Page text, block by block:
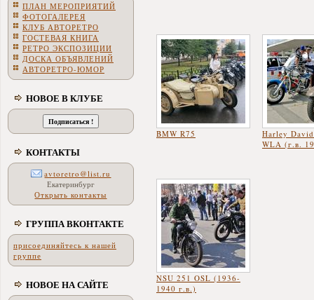
ПЛАН МЕРОПРИЯТИЙ
ФОТОГАЛЕРЕЯ
КЛУБ АВТОРЕТРО
ГОСТЕВАЯ КНИГА
РЕТРО ЭКСПОЗИЦИИ
ДОСКА ОБЪЯВЛЕНИЙ
АВТОРЕТРО-ЮМОР
НОВОЕ В КЛУБЕ
КОНТАКТЫ
avtoretro@list.ru
Екатеринбург
Открыть контакты
ГРУППА ВКОНТАКТЕ
присоединяйтесь к нашей
группе
НОВОЕ НА САЙТЕ
BMW R75
Harley
WLA (г.в.
NSU 251 OSL (1936-
1940 г.в.)